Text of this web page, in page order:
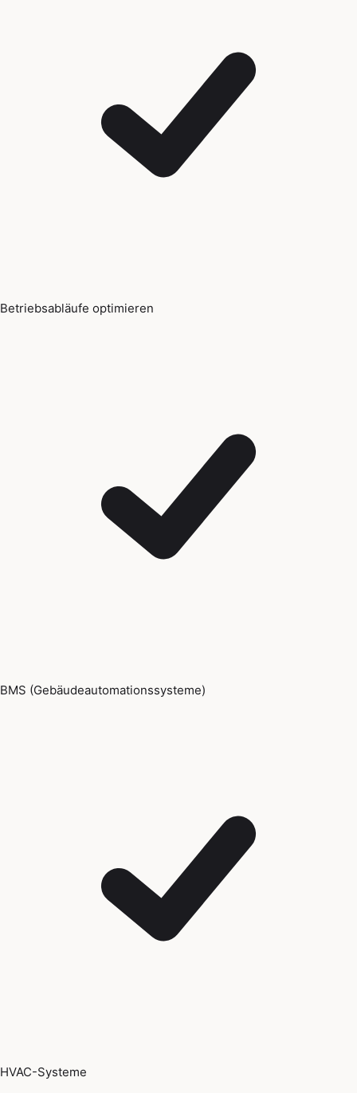
Betriebsabläufe optimieren
BMS (Gebäudeautomationssysteme)
HVAC-Systeme